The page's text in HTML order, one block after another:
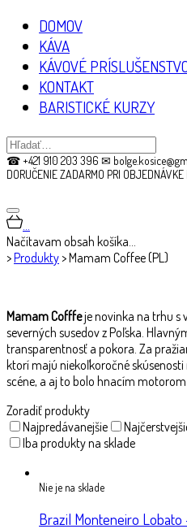
DOMOV
KÁVA
KÁVOVÉ
KONTAKT
BARISTICKÉ KURZY
☎ +421 910 203 396 ✉
DORUČENIE ZADARMO PRI
…
Načítavam obsah košíka…
>Produkty>Mamam Coffee (PL)
Mamam Cofffeje novinka na trhu s
severných susedov z Poľska.
transparentnosť a pokora. Za
ktorí majú niekoľkoročné
scéne, a aj to bolo hnacím motorom
Zoradiť produkty
Najpredávanejšie
Iba produkty na sklade
Nie je na sklade
Brazil Monteneiro